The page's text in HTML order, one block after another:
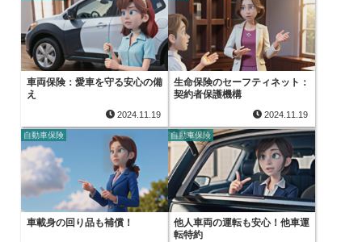
車両保険：愛車を守る安心の備
え
2024.11.19
生命保険のセーフティネット：
契約者保護機構
2024.11.19
自動車保険
車載身の回り品も補償！
自動車保険
他人車両の運転も安心！他車運
転特約